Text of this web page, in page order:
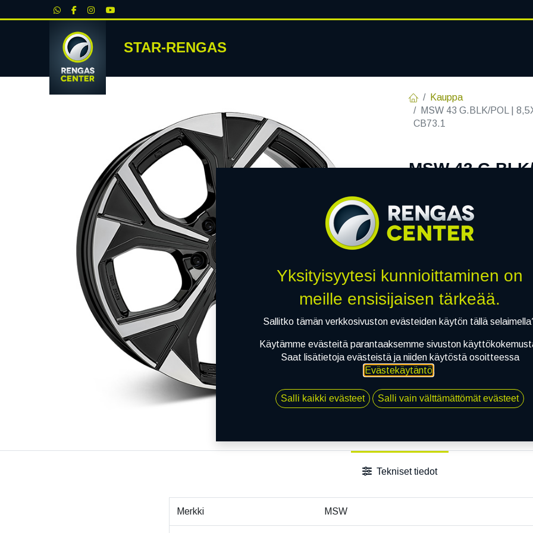
STAR-RENGAS
Kauppa
MSW 43 G.BLK/POL |
CB73.1
MSW 43
EAN:8027529185737
Tällä tuotteella ei ole
Jaa
Toimitusehdot
Tekniset tiedot
Merkki MSW
Yksityisyytesi kunnioittaminen on
meille ensisijaisen tärkeää.
Sallitko tämän verkkosivuston evästeiden käytön tällä
Käytämme evästeitä parantaaksemme sivuston
Saat lisätietoja evästeistä ja niiden käytöstä osoitteessa
Evästekäytäntö.
Salli kaikki evästeet Salli vain välttämättömät evästeet